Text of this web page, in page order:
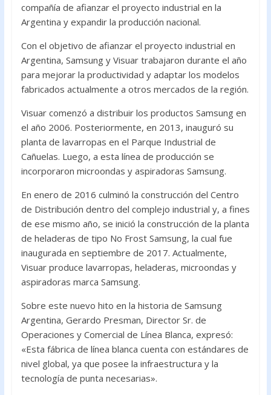
compañía de afianzar el proyecto industrial en la
Argentina y expandir la producción nacional.
Con el objetivo de afianzar el proyecto industrial en
Argentina, Samsung y Visuar trabajaron durante el año
para mejorar la productividad y adaptar los modelos
fabricados actualmente a otros mercados de la región.
Visuar comenzó a distribuir los productos Samsung en
el año 2006. Posteriormente, en 2013, inauguró su
planta de lavarropas en el Parque Industrial de
Cañuelas. Luego, a esta línea de producción se
incorporaron microondas y aspiradoras Samsung.
En enero de 2016 culminó la construcción del Centro
de Distribución dentro del complejo industrial y, a fines
de ese mismo año, se inició la construcción de la planta
de heladeras de tipo No Frost Samsung, la cual fue
inaugurada en septiembre de 2017. Actualmente,
Visuar produce lavarropas, heladeras, microondas y
aspiradoras marca Samsung.
Sobre este nuevo hito en la historia de Samsung
Argentina, Gerardo Presman, Director Sr. de
Operaciones y Comercial de Línea Blanca, expresó:
«Esta fábrica de línea blanca cuenta con estándares de
nivel global, ya que posee la infraestructura y la
tecnología de punta necesarias».